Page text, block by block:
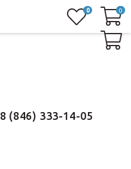
8 (846) 333-14-05
0 0
0